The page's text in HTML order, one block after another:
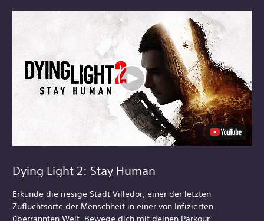
Dying Light 2: Stay Human
Erkunde die riesige Stadt Villedor, einer der letzten
Zufluchtsorte der Menschheit in einer von Infizierten
überrannten Welt. Bewege dich mit deinen Parkour-